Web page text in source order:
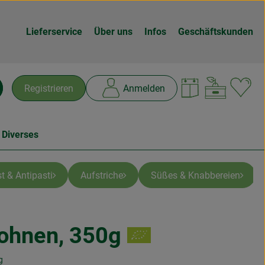
Lieferservice Über uns Infos Geschäftskunden
Registrieren Anmelden
& Antipasti Aufstriche Süßes & Knabbereien
350g